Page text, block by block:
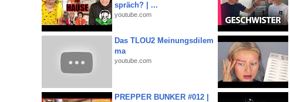
spräch? | ...
youtube.com
Das TLOU2 Meinungsdilem
ma
youtube.com
PREPPER BUNKER #012 |